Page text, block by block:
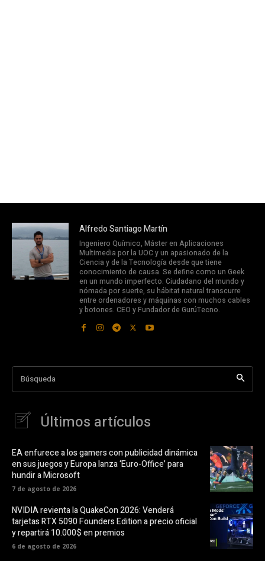
Alfredo Santiago Martín
Ingeniero Químico, Máster en Aplicaciones
Multimedia por la UOC y un apasionado de la
Ciencia y de la Tecnología desde que tiene
conocimiento de causa. Se define como un Geek
en un mundo imperfecto. Ciudadano del mundo y
nómada por suerte, su hábitat natural transcurre
entre ordenadores y máquinas con muchos cables
y botones. CEO y Fundador de GurúTecno.
Búsqueda
Últimos artículos
EA enfurece a los gamers con publicidad dinámica
en sus juegos y Europa lanza ‘Euro-Office’ para
hundir a Microsoft
7 de agosto de 2026
NVIDIA revienta la QuakeCon 2026: Venderá
tarjetas RTX 5090 Founders Edition a precio oficial
y repartirá 10.000$ en premios
6 de agosto de 2026